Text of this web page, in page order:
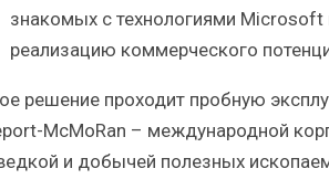
знакомых с технологиями Microsoft
реализацию коммерческого
решение проходит пробную
McMoRan – международной
и добычей полезных